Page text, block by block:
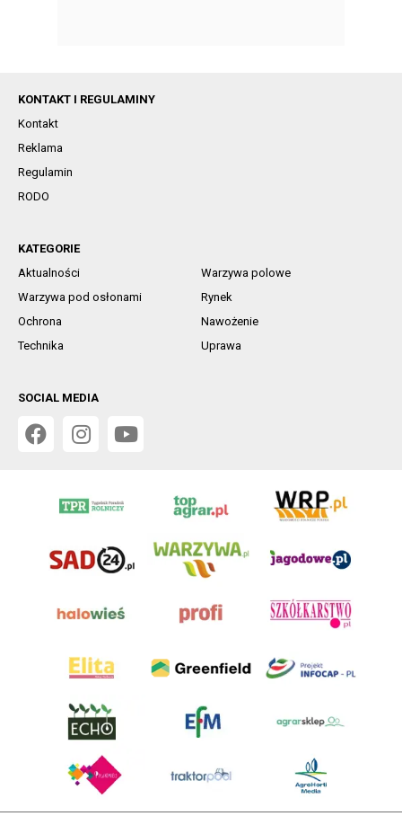
KONTAKT I REGULAMINY
Kontakt
Reklama
Regulamin
RODO
KATEGORIE
Aktualności
Warzywa polowe
Warzywa pod osłonami
Rynek
Ochrona
Nawożenie
Technika
Uprawa
SOCIAL MEDIA